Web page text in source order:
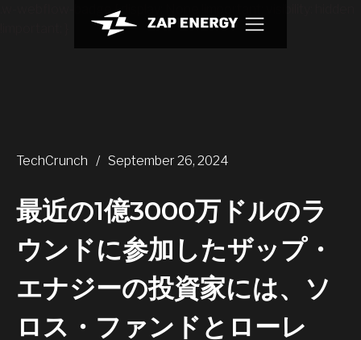
.w-webflow-badge { display: None !important; visibility: hidden
TechCrunch / September 26, 2024
最近の1億3000万ドルのラ
ウンドに参加したザップ・
エナジーの投資家には、ソ
ロス・ファンドとローレ